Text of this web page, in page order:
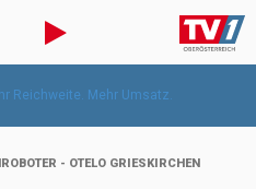
- OTELO GRIESKIRCHEN